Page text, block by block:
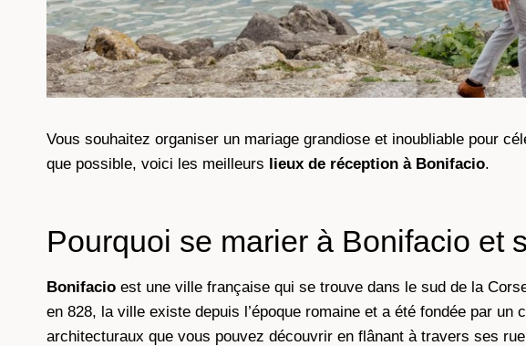
Vous souhaitez organiser un mariage grandiose et inoubliable pour
que possible, voici les meilleurs lieux de réception à Bonifacio.
Pourquoi se marier à Bonifacio et
Bonifacio est une ville française qui se trouve dans le sud de la
en 828, la ville existe depuis l’époque romaine et a été fondée par
architecturaux que vous pouvez découvrir en flânant à travers ses